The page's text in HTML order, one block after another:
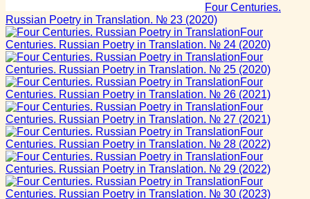
Four Centuries.
Russian Poetry in Translation. № 23 (2020)
Four
Centuries. Russian Poetry in Translation. № 24 (2020)
Four
Centuries. Russian Poetry in Translation. № 25 (2020)
Four
Centuries. Russian Poetry in Translation. № 26 (2021)
Four
Centuries. Russian Poetry in Translation. № 27 (2021)
Four
Centuries. Russian Poetry in Translation. № 28 (2022)
Four
Centuries. Russian Poetry in Translation. № 29 (2022)
Four
Centuries. Russian Poetry in Translation. № 30 (2023)